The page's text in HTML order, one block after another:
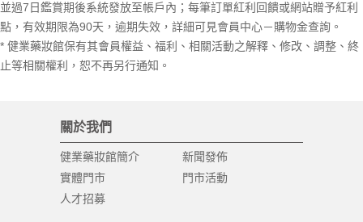
並過7日鑑賞期後系統發放至帳戶內；每筆訂單紅利回饋或網站贈予紅利
點，有效期限為90天，逾期失效，詳細可見會員中心－購物金查詢。
* 健業藥妝館保有其會員權益、福利、相關活動之解釋、修改、調整、終
止等相關權利，恕不再另行通知。
關於我們
健業藥妝館簡介
新聞發佈
實體門市
門市活動
人才招募